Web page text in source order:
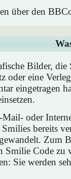
über den
Bilder,
oder eine
eingetragen
oder
bereits
Zum
Smilie Code zu
Sie werden